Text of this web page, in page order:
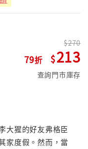
79
270
213
查詢門市庫存
大猩的好友弗格臣
家度假。然而，當